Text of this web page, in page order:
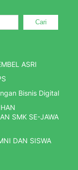
Cari
ASRI
Bisnis Digital
SMK SE-JAWA
DAN SISWA